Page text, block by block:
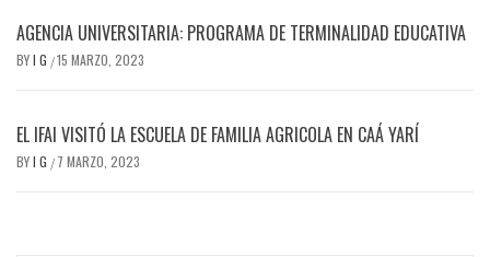
AGENCIA UNIVERSITARIA: PROGRAMA DE TERMINALIDAD EDUCATIVA
BYI G /15 MARZO, 2023
EL IFAI VISITÓ LA ESCUELA DE FAMILIA AGRICOLA EN CAÁ YARÍ
BYI G / 7 MARZO, 2023